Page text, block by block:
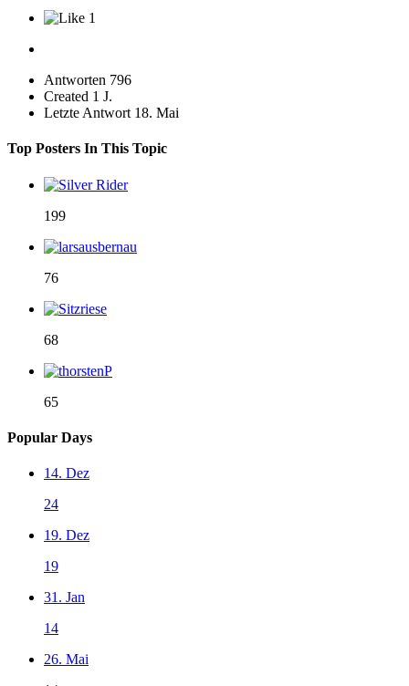
1
Antworten 796
Created 1 J.
Letzte Antwort 18. Mai
Top Posters In This Topic
199
76
68
65
Popular Days
14. Dez
24
19. Dez
19
31. Jan
14
26. Mai